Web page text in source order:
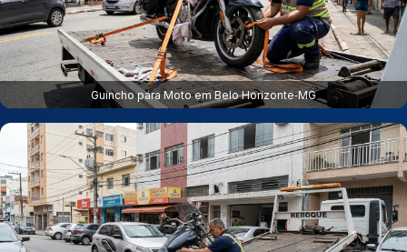
Guincho para Moto em Belo Horizonte‑MG